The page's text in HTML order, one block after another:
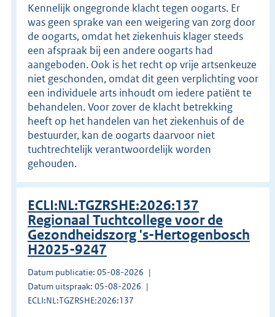
Kennelijk ongegronde klacht tegen oogarts. Er
was geen sprake van een weigering van zorg door
de oogarts, omdat het ziekenhuis klager steeds
een afspraak bij een andere oogarts had
aangeboden. Ook is het recht op vrije artsenkeuze
niet geschonden, omdat dit geen verplichting voor
een individuele arts inhoudt om iedere patiënt te
behandelen. Voor zover de klacht betrekking
heeft op het handelen van het ziekenhuis of de
bestuurder, kan de oogarts daarvoor niet
tuchtrechtelijk verantwoordelijk worden
gehouden.
ECLI:NL:TGZRSHE:2026:137
Regionaal Tuchtcollege voor de
Gezondheidszorg 's-Hertogenbosch
H2025-9247
Datum publicatie: 05-08-2026
Datum uitspraak: 05-08-2026
ECLI:NL:TGZRSHE:2026:137